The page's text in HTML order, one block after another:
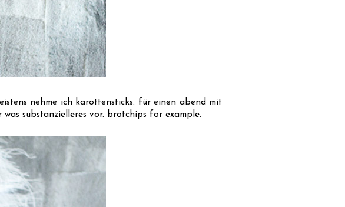
nehme ich karottensticks. für einen abend mit
substanzielleres vor. brotchips for example.